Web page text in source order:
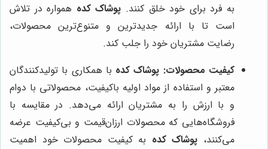
به فرد برای خود خلق کنند. پوشاک کده همواره در تلاش
است تا با ارائه جدیدترین و متنوع‌ترین محصولات،
رضایت مشتریان خود را جلب کند.
کیفیت محصولات: پوشاک کده با همکاری با تولیدکنندگان
معتبر و استفاده از مواد اولیه باکیفیت، محصولاتی با دوام
و با ارزش را به مشتریان ارائه می‌دهد. در مقایسه با
فروشگاه‌هایی که محصولات ارزان‌قیمت و بی‌کیفیت عرضه
می‌کنند، پوشاک کده به کیفیت محصولات خود اهمیت